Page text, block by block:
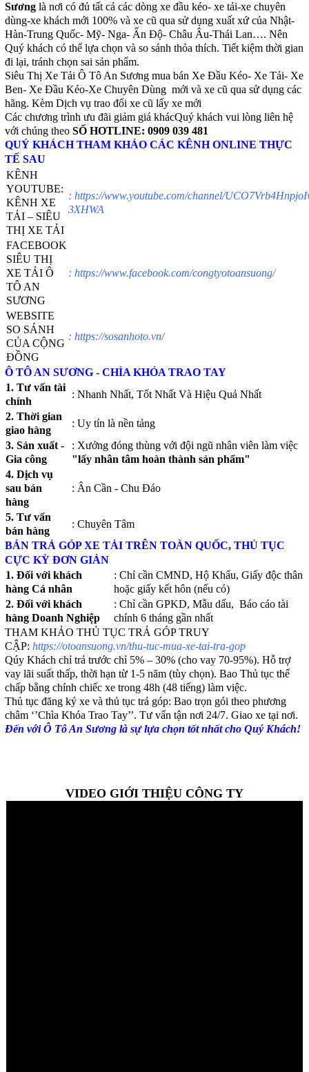
Sương là nơi có đủ tất cả các dòng xe đầu kéo- xe tải-xe chuyên
dùng-xe khách mới 100% và xe cũ qua sử dụng xuất xứ của Nhật-
Hàn-Trung Quốc- Mỹ- Nga- Ấn Độ- Châu Âu-Thái Lan…. Nên
Quý khách có thể lựa chọn và so sánh thỏa thích. Tiết kiệm thời gian
đi lại, tránh chọn sai sản phẩm.
Siêu Thị Xe Tải Ô Tô An Sương mua bán Xe Đầu Kéo- Xe Tải- Xe
Ben- Xe Đầu Kéo-Xe Chuyên Dùng mới và xe cũ qua sử dụng các
hãng. Kèm Dịch vụ trao đổi xe cũ lấy xe mới
Các chương trình ưu đãi giảm giá khácQuý khách vui lòng liên hệ
với chúng theo SỐ HOTLINE: 0909 039 481
QUÝ KHÁCH THAM KHẢO CÁC KÊNH ONLINE THỰC
TẾ SAU
KÊNH
YOUTUBE:
KÊNH XE
TẢI – SIÊU
THỊ XE TẢI
: https://www.youtube.com/channel/
3XHWA
FACEBOOK
SIÊU THỊ
XE TẢI Ô
TÔ AN
SƯƠNG
: https://www.facebook.com/congtyotoansuong/
WEBSITE
SO SÁNH
CỦA CỘNG
ĐỒNG
: https://sosanhoto.vn/
Ô TÔ AN SƯƠNG - CHÌA KHÓA TRAO TAY
1. Tư vấn tài
chính
: Nhanh Nhất, Tốt Nhất Và Hiệu Quả Nhất
2. Thời gian
giao hàng
: Uy tín là nền tảng
3. Sản xuất -
Gia công
: Xưởng đóng thùng với đội ngũ nhân viên làm việc
"lấy nhân tâm hoàn thành sản phẩm"
4. Dịch vụ
sau bán
hàng
: Ân Cần - Chu Đáo
5. Tư vấn
bán hàng
: Chuyên Tâm
BÁN TRẢ GÓP XE TẢI TRÊN TOÀN QUỐC, THỦ TỤC
CỰC KỲ ĐƠN GIẢN
1. Đối với khách
hàng Cá nhân
: Chỉ cần CMND, Hộ Khẩu, Giấy độc thân
hoặc giấy kết hôn (nếu có)
2. Đối với khách
hàng Doanh Nghiệp
: Chỉ cần GPKD, Mẫu dấu, Báo cáo tài
chính 6 tháng gần nhất
THAM KHẢO THỦ TỤC TRẢ GÓP TRUY
CẬP: https://otoansuong.vn/thu-tuc-mua-xe-tai-tra-gop
Qúy Khách chỉ trả trước chỉ 5% – 30% (cho vay 70-95%). Hỗ trợ
vay lãi suất thấp, thời hạn từ 1-5 năm (tùy chọn). Bao Thủ tục thế
chấp bằng chính chiếc xe trong 48h (48 tiếng) làm việc.
Thủ tục đăng ký xe và thủ tục trả góp: Bao trọn gói theo phương
châm ‘’Chìa Khóa Trao Tay’’. Tư vấn tận nơi 24/7. Giao xe tại nơi.
Đến với Ô Tô An Sương là sự lựa chọn tốt nhất cho Quý Khách!
VIDEO GIỚI THIỆU CÔNG TY